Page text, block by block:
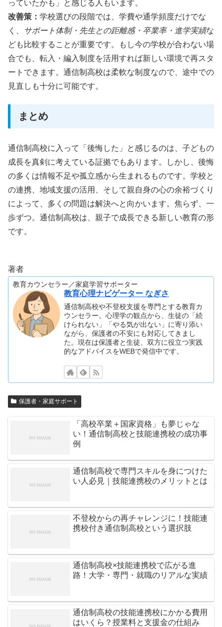
っていたかも」と感じる人もいます。
改善策： 学校選びの段階では、学費や通学頻度だけでな
く、
サポート体制・先生との距離感・卒業率・進学実績な
ども比較することが重要です。もし今の学校が合わない場
合でも、転入・編入制度を活用すれば新しい環境で再スタ
ートできます。通信制高校は柔軟な制度なので、途中での
見直しも十分に可能です。
まとめ
通信制高校に入って「後悔した」と感じるのは、子どもの
成長を真剣に考えている証拠でもあります。しかし、後悔
の多くは情報不足や孤立感から生まれるものです。学校と
の連携、地域支援の活用、そして親自身の心の余裕づくり
によって、多くの問題は解決へと向かいます。焦らず、一
歩ずつ。通信制高校は、親子で成長できる新しい教育の形
です。
著者
教育カウンセラー／家庭学習サポーター
教育心理ナビゲーター なぎさ
通信制高校や不登校支援を専門とする教育カ
ウンセラー。心理学の観点から、生徒の「続
けられない」「やる気が出ない」に寄り添い
ながら、保護者の不安にも対応してきまし
た。現在は保護者と生徒、双方に役立つ実践
的なアドバイスをWEBで発信中です。
保護者・家庭サポート
「高校卒業＋国家資格」も夢じゃな
い！通信制高校と技能連携校の成功事
例
通信制高校で専門スキルを身につけた
い人必見｜技能連携校のメリットとは
不登校からの再チャレンジに！技能連
携校付き通信制高校という選択肢
通信制高校×技能連携校で広がる進
路！大学・専門・就職のリアルな実績
通信制高校の技能連携校にかかる費用
はいくら？授業料と支援金の仕組み